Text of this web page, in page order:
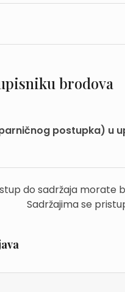
brodova
postupka) u
do sadržaja morate
Sadržajima se